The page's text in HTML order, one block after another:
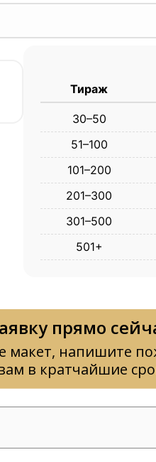
Тираж
30–50
51–100
101–200
201–300
301–500
501+
прямо
напишите
в кратчайшие